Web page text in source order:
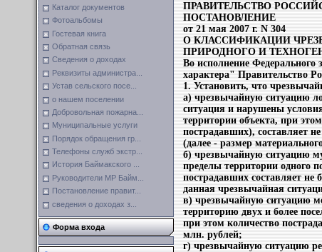
Каталог документов
Фотоальбомы
Гостевая книга
Обратная связь
Сведения о доходах
Реквизиты администра...
Устав сельского посе...
о нашем поселении
Добровольная пожарна...
Муниципальные услуги
Порядок обращения гр...
Телефоны служб экстр...
История Баймакского ...
Руководители МР Байм...
Постановление правит...
сведения о доходах з...
Форма входа
ПРАВИТЕЛЬСТВО
ПОСТАНОВЛЕНИЕ
от 21 мая2007 г. N 304
О КЛАССИФИКАЦИИ
ПРИРОДНОГО И
Во исполнение Федерального
характера" Правительство
1. Установить, что
а) чрезвычайную ситуацию
ситуация и нарушены
территории объекта, при
пострадавших), составляет
(далее - размер
б) чрезвычайную ситуацию
пределы территории одного
пострадавших составляет не
данная чрезвычайная
в) чрезвычайную ситуацию
территорию двух и более
при этом количество
млн. рублей;
г) чрезвычайную ситуацию